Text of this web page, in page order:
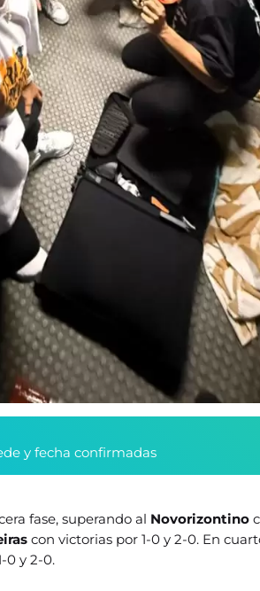
y fecha confirmadas
fase, superando al Novorizontino
con victorias por 1-0 y 2-0. En
0 y 2-0.